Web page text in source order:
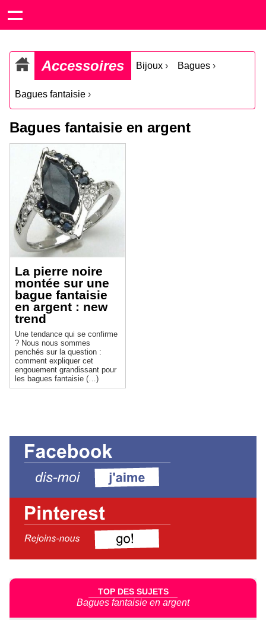
Accessoires Bijoux › Bagues ›
Bagues fantaisie ›
Bagues fantaisie en argent
La pierre noire
montée sur une
bague fantaisie
en argent : new
trend
Une tendance qui se confirme
? Nous nous sommes
penchés sur la question :
comment expliquer cet
engouement grandissant pour
les bagues fantaisie (…)
TOP DES SUJETS
Bagues fantaisie en argent